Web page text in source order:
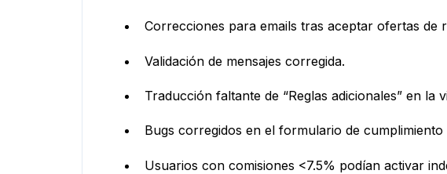
Correcciones para emails tras aceptar ofertas de
Validación de mensajes corregida.
Traducción faltante de “Reglas adicionales” en la
Bugs corregidos en el formulario de cumplimiento
Usuarios con comisiones <7.5% podían activar